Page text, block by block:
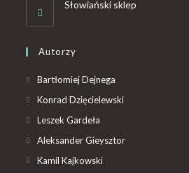
Słowiański sklep
Autorzy
Bartłomiej Dejnega
Konrad Dzięcielewski
Leszek Gardeła
Aleksander Gieysztor
Kamil Kajkowski